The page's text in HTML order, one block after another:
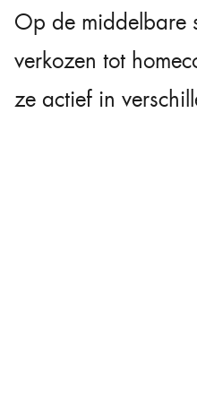
Op de middelbare
verkozen tot
ze actief in